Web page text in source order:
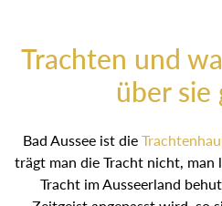
Trachten und
über sie
Bad Aussee ist die
trägt man die Tracht nicht, man
Tracht im Ausseerland